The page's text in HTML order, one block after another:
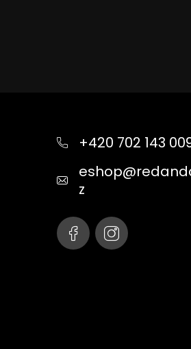
+420 702 143
eshop@
z